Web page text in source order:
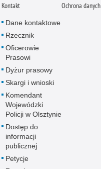
Kontakt
Dane kontaktowe
Rzecznik
Oficerowie
Prasowi
Dyżur prasowy
Skargi i wnioski
Komendant
Wojewódzki
Policji w Olsztynie
Dostęp do
informacji
publicznej
Petycje
Ochrona danych